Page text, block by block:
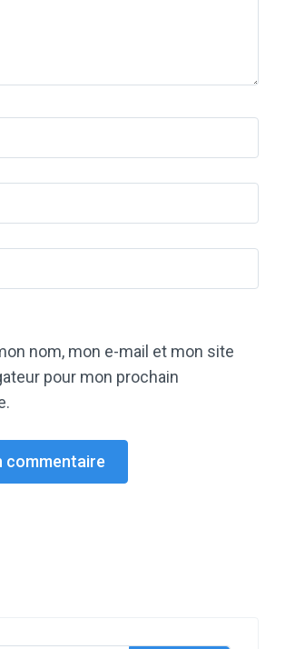
nom, mon e-mail et mon site
pour mon prochain